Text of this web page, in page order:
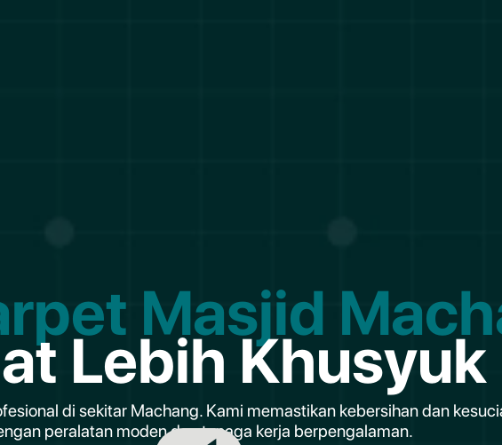
Masjid
Lebih Khusyuk
di sekitar Machang. Kami memastikan kebersihan dan
peralatan moden dan tenaga kerja berpengalaman.